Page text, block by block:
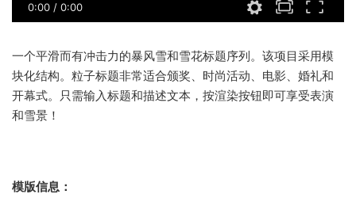
0:00 / 0:00
一个平滑而有冲击力的暴风雪和雪花标题序列。 该项目采用模
块化结构。 粒子标题非常适合颁奖、时尚活动、电影、婚礼和
开幕式。
只需输入标题和描述文本，按渲染按钮即可享受表演
和雪景！
模版信息：